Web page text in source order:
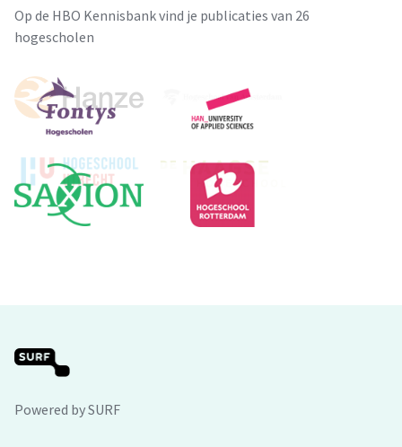
Op de HBO Kennisbank vind je publicaties van 26
hogescholen
Powered by SURF